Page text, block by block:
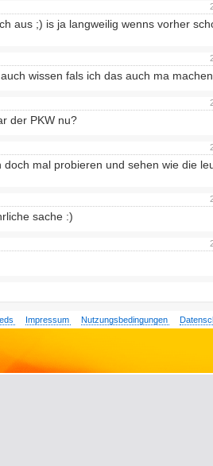
aus ;) is ja langweilig wenns vorher
wissen fals ich das auch ma
der PKW nu?
doch mal probieren und sehen wie die
sache :)
Impressum Nutzungsbedingungen